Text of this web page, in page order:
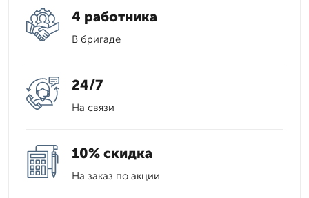
4 работника
В бригаде
24/7
На связи
10% скидка
На заказ по акции